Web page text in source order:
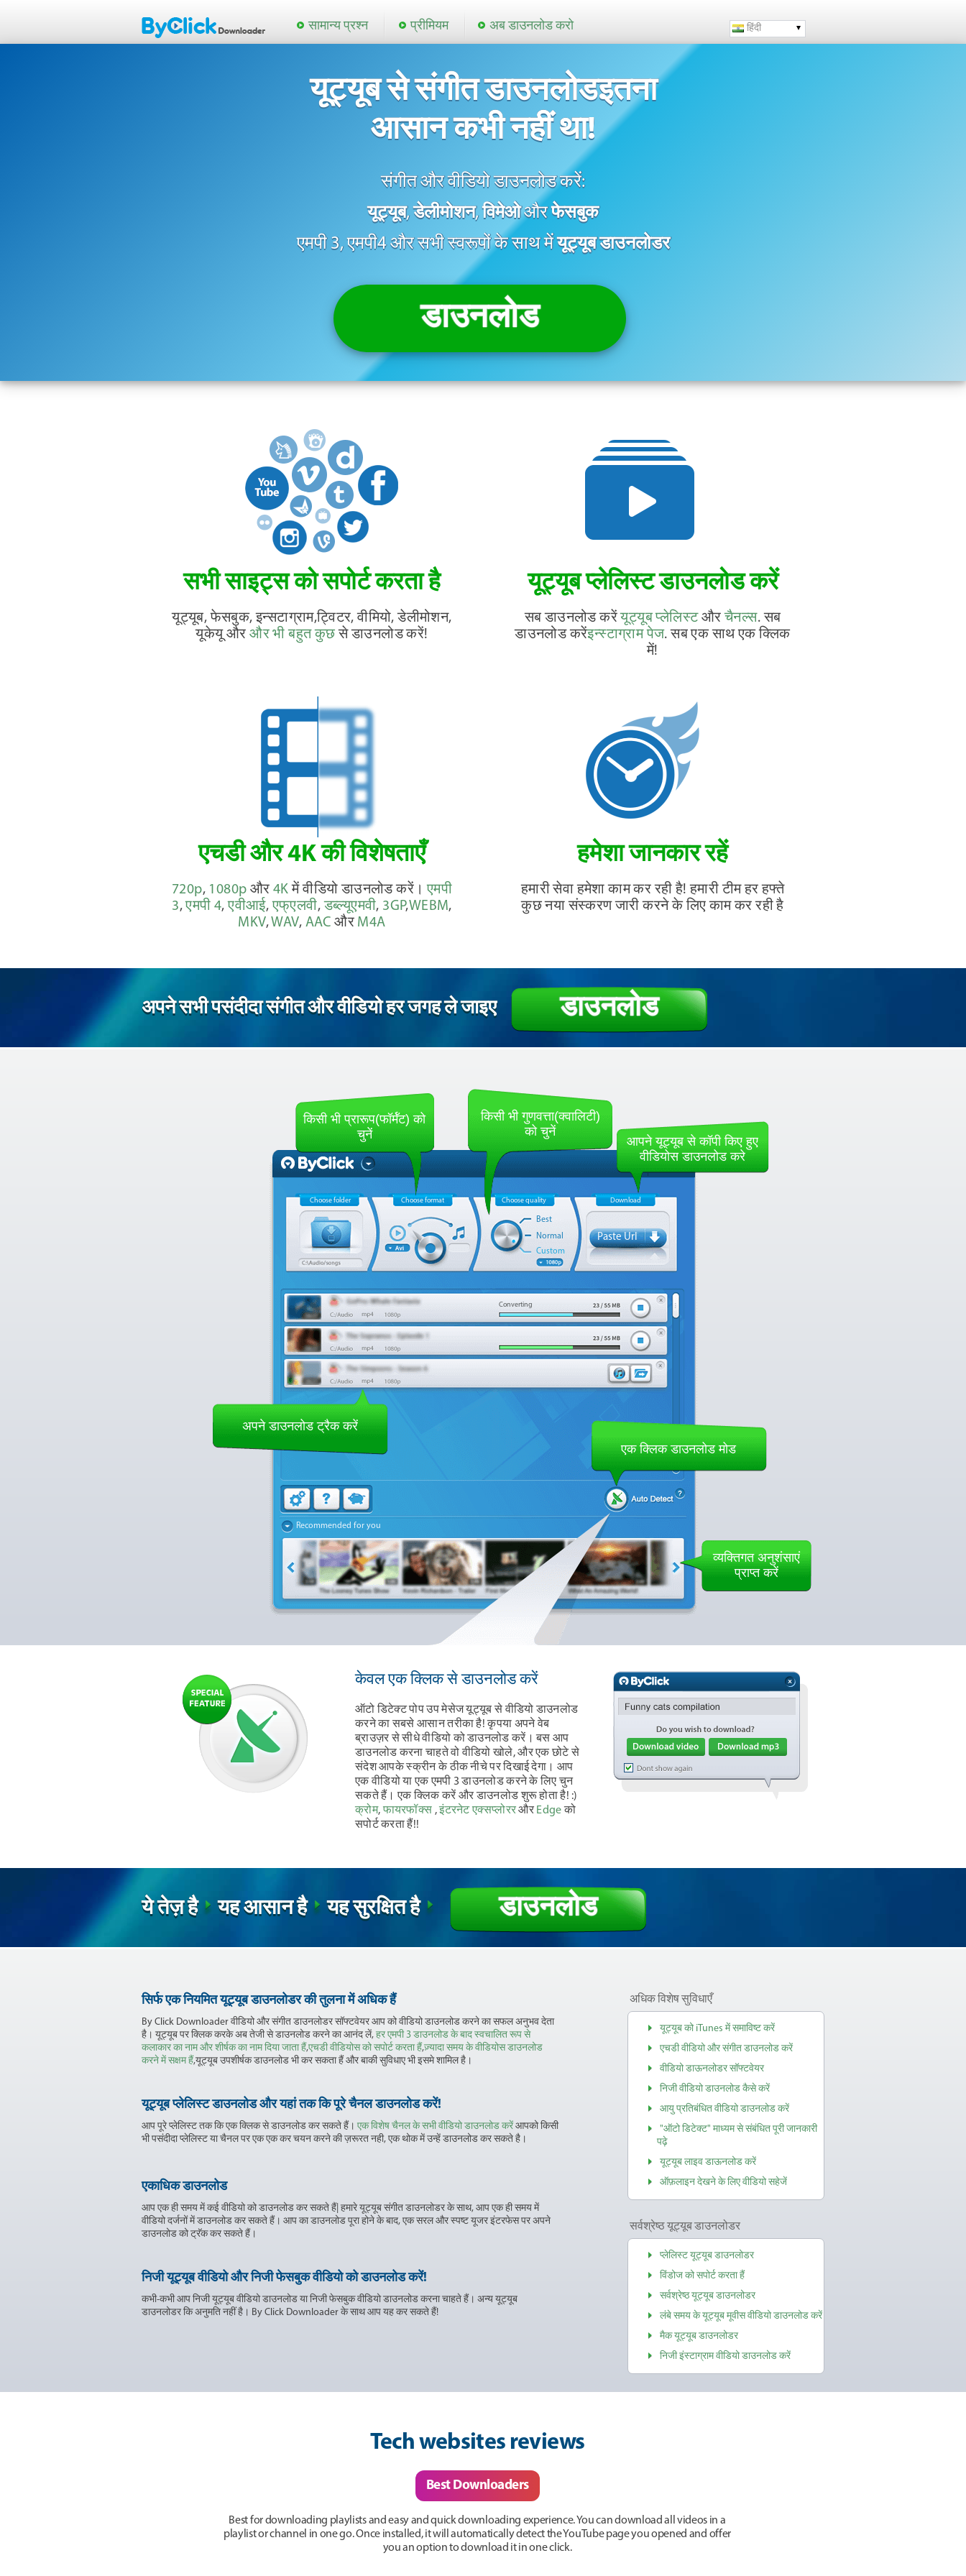
सामान्य प्रश्न प्रीमियम अब डाउनलोड करो हिंदी
यूट्यूब से संगीत डाउनलोडइतना
आसान कभी नहीं था!
संगीत और वीडियो डाउनलोड करें:
यूट्यूब,डेलीमोशन,विमेओऔरफेसबुक
एमपी 3, एमपी4 और सभी स्वरूपों के साथ मेंयूट्यूब डाउनलोडर
डाउनलोड
सभी साइट्स को सपोर्ट करता है
यूट्यूब, फेसबुक, इन्सटाग्राम,ट्विटर, वीमियो, डेलीमोशन,
यूकेयू औरऔर भी बहुत कुछ से डाउनलोड करें!
यूट्यूब प्लेलिस्ट डाउनलोड करें
सब डाउनलोड करेंयूट्यूब प्लेलिस्टऔरचैनल्स. सब
डाउनलोड करेंइन्स्टाग्राम पेज. सब एक साथ एक क्लिक
में!
एचडी और 4K की विशेषताएँ
720p, 1080p और4K में वीडियो डाउनलोड करें।एमपी
3,एमपी 4,एवीआई,एफ्एलवी,डब्ल्यूएमवी, 3GP,WEBM,
MKV, WAV, AAC और M4A
हमेशा जानकार रहें
हमारी सेवा हमेशा काम कर रही है! हमारी टीम हर हफ्ते
कुछ नया संस्करण जारी करने के लिए काम कर रही है
अपने सभी पसंदीदा संगीत और वीडियो हर जगह ले जाइए डाउनलोड
किसी भी प्रारूप(फॉर्मॅट) को
चुनें
Choose folder Choose format Choose quality
Best
Normal
Custom
Converting
Download
Paste Url
Recommended for you
किसी भी गुणवत्ता(क्वालिटी)
को चुनें
आपने यूट्यूब से कॉपी किए हुए
वीडियोस डाउनलोड करे
अपने डाउनलोड ट्रैक करें
एक क्लिक डाउनलोड मोड
व्यक्तिगत अनुशंसाएं
प्राप्त करें
केवल एक क्लिक से डाउनलोड करें
ऑटो डिटेक्ट पोप उप मेसेज यूट्यूब से वीडियो डाउनलोड
करने का सबसे आसान तरीका है! कृपया अपने वेब
ब्राउज़र से सीधे वीडियो को डाउनलोड करें। बस आप
डाउनलोड करना चाहते वो वीडियो खोले, और एक छोटे से
संदेश आपके स्क्रीन के ठीक नीचे पर दिखाई देगा। आप
एक वीडियो या एक एमपी 3 डाउनलोड करने के लिए चुन
सकते हैं। एक क्लिक करें और डाउनलोड शुरू होता है! :)
क्रोम, फायरफॉक्स ,इंटरनेट एक्सप्लोररऔर Edgeको
सपोर्ट करता हैं!!
ये तेज़ है यह आसान है यह सुरक्षित है डाउनलोड
सिर्फ एक नियमित यूट्यूब डाउनलोडर की तुलना में अधिक हैं
By Click Downloader वीडियो और संगीत डाउनलोडर सॉफ्टवेयर आप को वीडियो डाउनलोड करने का सफल अनुभव देता
है। यूट्यूब पर क्लिक करके अब तेजी से डाउनलोड करने का आनंद लें, हर एमपी 3 डाउनलोड के बाद स्वचालित रूप से
कलाकार का नाम और शीर्षक का नाम दिया जाता हैं,एचडी वीडियोस को सपोर्ट करता हैं,ज़्यादा समय के वीडियोस डाउनलोड
करने में सक्षम हैं,यूट्यूब उपशीर्षक डाउनलोड भी कर सकता हैं और बाकी सुविधाए भी इसमे शामिल है।
यूट्यूब प्लेलिस्ट डाउनलोड और यहां तक कि पूरे चैनल डाउनलोड करें!
आप पूरे प्लेलिस्ट तक कि एक क्लिक से डाउनलोड कर सकते हैं। एक विशेष चैनल के सभी वीडियो डाउनलोड करें आपको किसी
भी पसंदीदा प्लेलिस्ट या चैनल पर एक एक कर चयन करने की ज़रूरत नही, एक थोक में उन्हें डाउनलोड कर सकते है।
एकाधिक डाउनलोड
आप एक ही समय में कई वीडियो को डाउनलोड कर सकते हैं| हमारे यूट्यूब संगीत डाउनलोडर के साथ, आप एक ही समय में
वीडियो दर्जनों में डाउनलोड कर सकते हैं। आप का डाउनलोड पूरा होने के बाद, एक सरल और स्पष्ट यूजर इंटरफेस पर अपने
डाउनलोड को ट्रॅक कर सकते हैं।
निजी यूट्यूब वीडियो और निजी फेसबुक वीडियो को डाउनलोड करें!
कभी-कभी आप निजी यूट्यूब वीडियो डाउनलोड या निजी फेसबुक वीडियो डाउनलोड करना चाहते हैं। अन्य यूट्यूब
डाउनलोडर कि अनुमति नहीं है। By Click Downloader के साथ आप यह कर सकते हैं!
अधिक विशेष सुविधाएँ
यूट्यूब को iTunes में समाविष्ट करें
एचडी वीडियो और संगीत डाउनलोड करें
वीडियो डाऊनलोडर सॉफ्टवेयर
निजी वीडियो डाउनलोड कैसे करें
आयु प्रतिबंधित वीडियो डाउनलोड करें
"ऑटो डिटेक्ट" माध्यम से संबंधित पूरी जानकारी
पढ़े
यूट्यूब लाइव डाऊनलोड करें
ऑफ़लाइन देखने के लिए वीडियो सहेजें
सर्वश्रेष्ठ यूट्यूब डाउनलोडर
प्लेलिस्ट यूट्यूब डाउनलोडर
विंडोज को सपोर्ट करता हैं
सर्वश्रेष्ठ यूट्यूब डाउनलोडर
लंबे समय के यूट्यूब मूवीस वीडियो डाउनलोड करें
मैक यूट्यूब डाउनलोडर
निजी इंस्टाग्राम वीडियो डाउनलोड करें
Tech websites reviews
Best Downloaders
Best for downloading playlists and easy and quick downloading experience. You can download all videos in a
playlist or channel in one go. Once installed, it will automatically detect the YouTube page you opened and offer
you an option to download it in one click.